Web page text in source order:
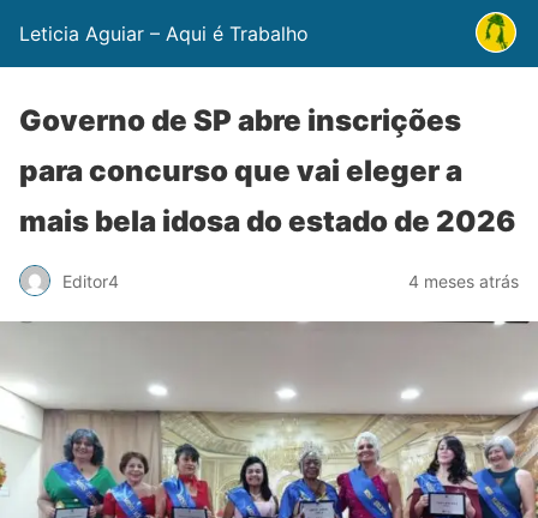
Leticia Aguiar – Aqui é Trabalho
Governo de SP abre inscrições
para concurso que vai eleger a
mais bela idosa do estado de 2026
Editor4 4 meses atrás